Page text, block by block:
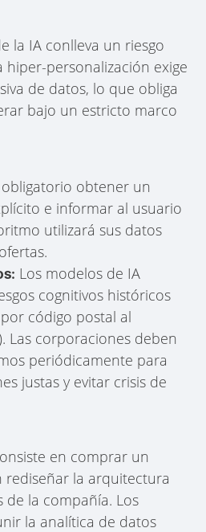
la IA conlleva un riesgo
hiper-personalización exige
de datos, lo que obliga
bajo un estricto marco
obligatorio obtener un
e informar al usuario
utilizará sus datos
Los modelos de IA
cognitivos históricos
código postal al
Las corporaciones deben
periódicamente para
justas y evitar crisis de
en comprar un
rediseñar la arquitectura
de la compañía. Los
la analítica de datos